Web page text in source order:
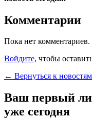
Комментарии
Пока нет
Войдите, чтобы
← Вернуться к новостям
Ваш первый
уже сегодня